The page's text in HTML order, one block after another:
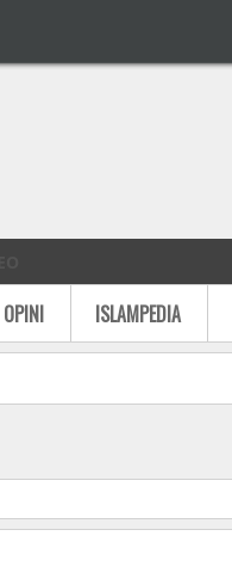
OPINI ISLAMPEDIA